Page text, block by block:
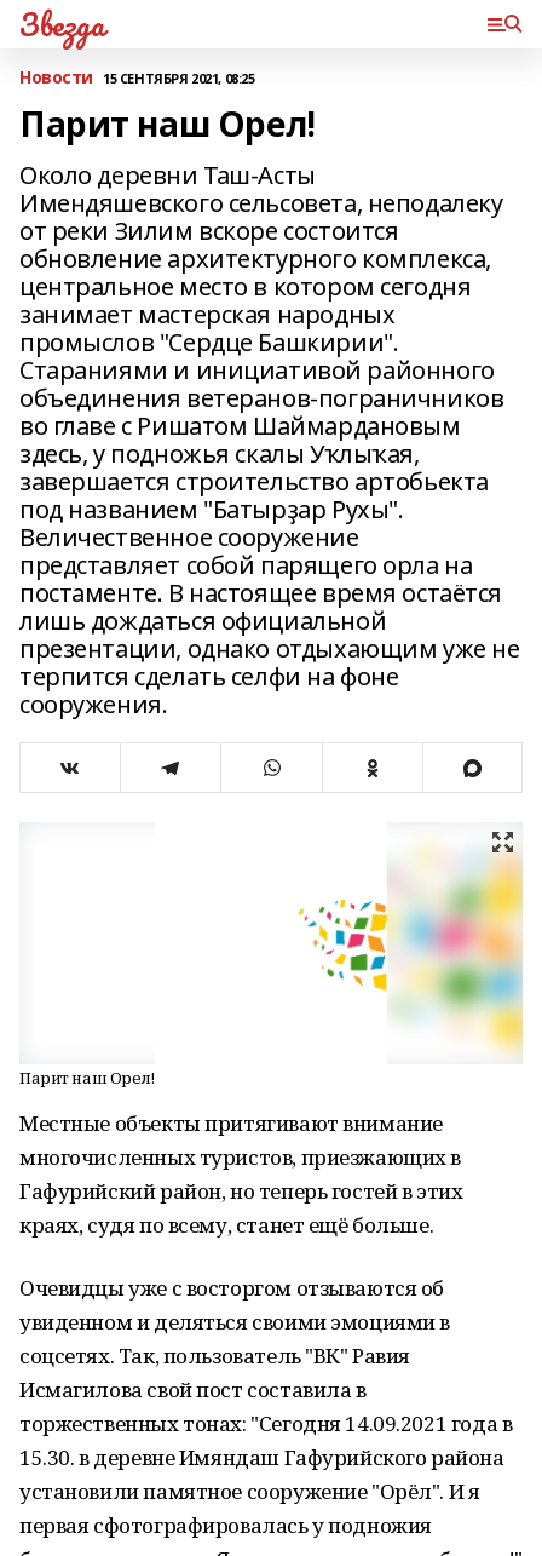
Звезда
Новости 15 СЕНТЯБРЯ 2021, 08:25
Парит наш Орел!
Около деревни Таш-Асты
Имендяшевского сельсовета, неподалеку
от реки Зилим вскоре состоится
обновление архитектурного комплекса,
центральное место в котором сегодня
занимает мастерская народных
промыслов "Сердце Башкирии".
Стараниями и инициативой районного
объединения ветеранов-пограничников
во главе с Ришатом Шаймардановым
здесь, у подножья скалы Уҡлыҡая,
завершается строительство артобьекта
под названием "Батырҙар Рухы".
Величественное сооружение
представляет собой парящего орла на
постаменте. В настоящее время остаётся
лишь дождаться официальной
презентации, однако отдыхающим уже не
терпится сделать селфи на фоне
сооружения.
Парит наш Орел!
Местные объекты притягивают внимание
многочисленных туристов, приезжающих в
Гафурийский район, но теперь гостей в этих
краях, судя по всему, станет ещё больше.
Очевидцы уже с восторгом отзываются об
увиденном и деляться своими эмоциями в
соцсетях. Так, пользователь "ВК" Равия
Исмагилова свой пост составила в
торжественных тонах: "Сегодня 14.09.2021 года в
15.30. в деревне Имяндаш Гафурийского района
установили памятное сооружение "Орёл". И я
первая сфотографировалась у подножия